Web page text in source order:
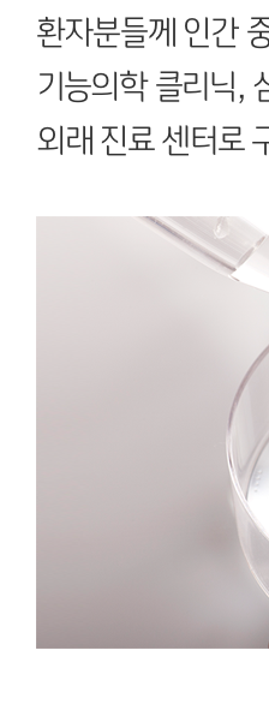
환자분들께 인간
기능의학 클리닉,
외래 진료 센터로